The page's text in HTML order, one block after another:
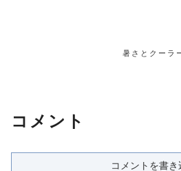
暑さとクーラ
コメント
コメントを書き